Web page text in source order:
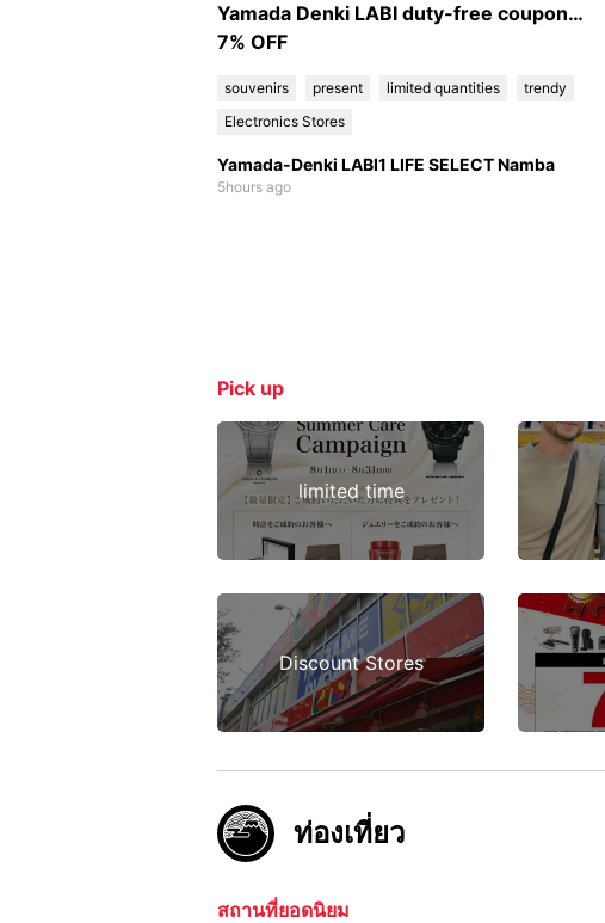
Yamada Denki LABI duty-free coupon! 10% tax-free +7% discount
7% OFF
souvenirs present limited quantities
trendy
Electronics Stores
Yamada-Denki LABI1 LIFE SELECT Namba
5hours ago
Pick up
limited time
Discount Stores
ท่องเที่ยว
สถานที่ยอดนิยม